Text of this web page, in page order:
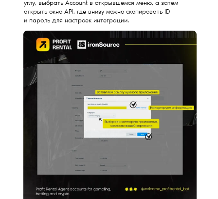
углу, выбрать Account в открывшемся меню, а затем
открыть окно API, где внизу можно скопировать ID
и пароль для настроек интеграции.